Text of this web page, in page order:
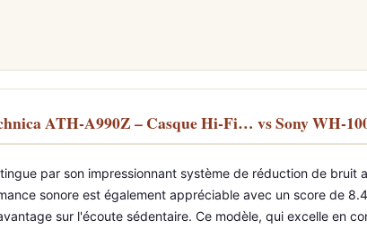
ATH-A990Z – Casque Hi-Fi… vs Sony WH-
par son impressionnant système de réduction de
sonore est également appréciable avec un score de
sur l'écoute sédentaire. Ce modèle, qui excelle en